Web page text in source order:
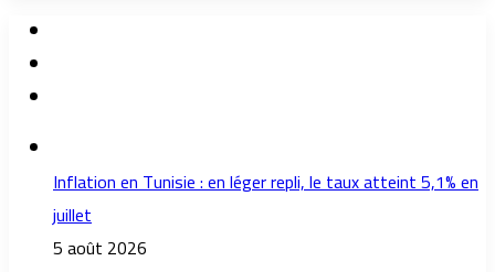
Inflation en Tunisie : en léger repli, le taux atteint 5,1% en
juillet
5 août 2026